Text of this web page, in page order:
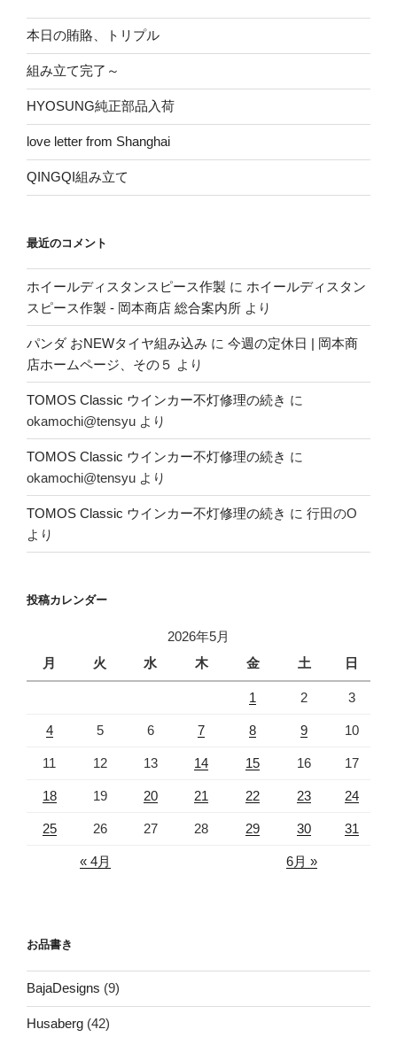
張
り
棒
加
工”
の
本日の賄賂、トリプル
組み立て完了～
HYOSUNG純正部品入荷
love letter from Shanghai
QINGQI組み立て
最近のコメント
ホイールディスタンスピース作製 に ホイールディスタン
スピース作製 - 岡本商店 総合案内所 より
パンダ おNEWタイヤ組み込み に 今週の定休日 | 岡本商
店ホームページ、その５ より
TOMOS Classic ウインカー不灯修理の続き に
okamochi@tensyu より
TOMOS Classic ウインカー不灯修理の続き に
okamochi@tensyu より
TOMOS Classic ウインカー不灯修理の続き に 行田のO
より
投稿カレンダー
2026年5月
月
火 水 木 金 土 日
1 2 3
4 5 6 7 8 9 10
11 12 13 14 15 16 17
18 19 20 21 22 23 24
25 26 27 28 29 30 31
« 4月 6月 »
お品書き
BajaDesigns (9)
Husaberg (42)